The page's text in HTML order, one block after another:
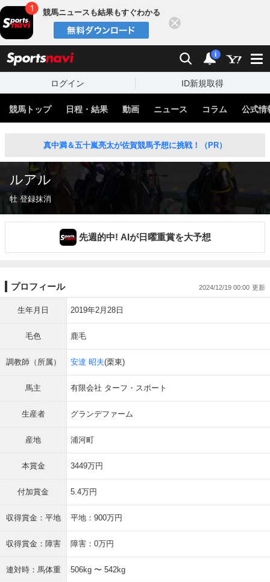
競馬ニュースも結果もすぐわかる
検索 通知
i
ログイン ID新規取得
競馬トップ 日程・結果 動画 ニュース コラム 公式情
真中満＆五十嵐亮太が佐賀競馬予想に挑戦！（PR）
ルアル
牡 登録抹消
先週的中! AIが日曜重賞を大予想
プロフィール 2024/12/19 00:00
生年月日 2019年2月28日
毛色 鹿毛
調教師（所属） 安達 昭夫(栗東)
馬主 有限会社 ターフ・スポート
生産者 グランデファーム
産地 浦河町
本賞金 3449万円
付加賞金 5.4万円
収得賞金：平地 平地：900万円
収得賞金：障害 障害：0万円
連対時：馬体重 506kg 〜 542kg